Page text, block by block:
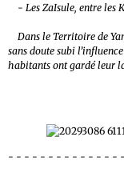
- Les ZaIsule, entre les
Dans le Territoire de
sans doute subi
habitants ont gardé leur
- - - - - - - - - - - - - -